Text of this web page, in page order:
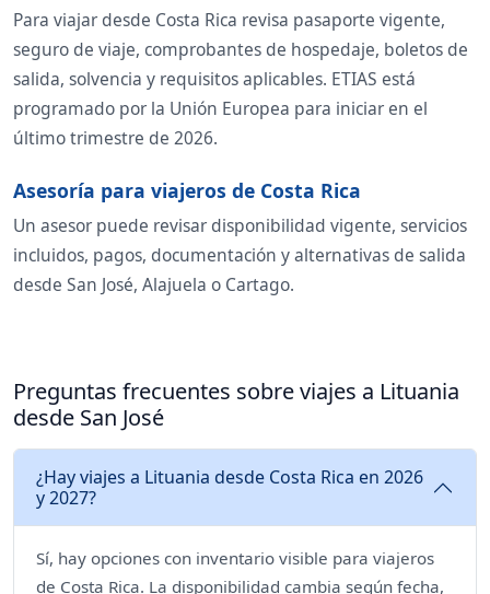
Para viajar desde Costa Rica revisa pasaporte vigente,
seguro de viaje, comprobantes de hospedaje, boletos de
salida, solvencia y requisitos aplicables. ETIAS está
programado por la Unión Europea para iniciar en el
último trimestre de 2026.
Asesoría para viajeros de Costa Rica
Un asesor puede revisar disponibilidad vigente, servicios
incluidos, pagos, documentación y alternativas de salida
desde San José, Alajuela o Cartago.
Preguntas frecuentes sobre viajes a Lituania
desde San José
¿Hay viajes a Lituania desde Costa Rica en 2026
y 2027?
Sí, hay opciones con inventario visible para viajeros
de Costa Rica. La disponibilidad cambia según fecha,